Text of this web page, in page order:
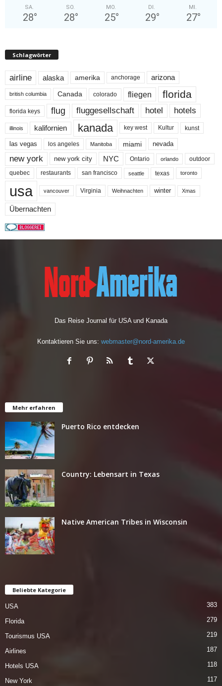
SA.
28°
SO.
28°
MO.
25°
DI.
29°
MI.
27°
Schlagwörter
airline alaska amerika anchorage arizona
british columbia Canada colorado fliegen florida
florida keys flug fluggesellschaft hotel hotels
illinois kalifornien kanada key west Kultur kunst
las vegas los angeles Manitoba miami nevada
new york new york city NYC Ontario orlando outdoor
quebec restaurants san francisco seattle texas toronto
usa vancouver Virginia Weihnachten winter Xmas
Übernachten
Das Reise Journal für USA und Kanada
Kontaktieren Sie uns: webmaster@nord-amerika.de
Mehr erfahren
Puerto Rico entdecken
Country: Lebensart in Texas
Native American Tribes in Wisconsin
Beliebte Kategorie
USA 383
Florida 279
Tourismus USA 219
Airlines 187
Hotels USA 118
New York 117